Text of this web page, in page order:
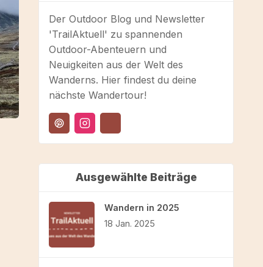
Der Outdoor Blog und Newsletter
'TrailAktuell' zu spannenden
Outdoor-Abenteuern und
Neuigkeiten aus der Welt des
Wanderns. Hier findest du deine
nächste Wandertour!
Ausgewählte Beiträge
Wandern in 2025
18 Jan. 2025